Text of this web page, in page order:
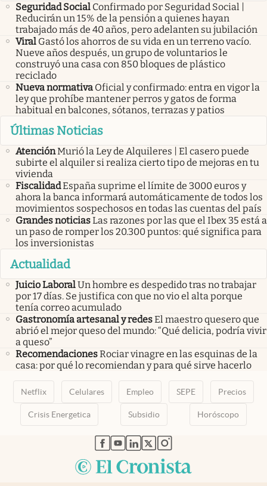
Seguridad Social Confirmado por Seguridad Social |
Reducirán un 15% de la pensión a quienes hayan
trabajado más de 40 años, pero adelanten su jubilación
Viral Gastó los ahorros de su vida en un terreno vacío.
Nueve años después, un grupo de voluntarios le
construyó una casa con 850 bloques de plástico
reciclado
Nueva normativa Oficial y confirmado: entra en vigor la
ley que prohíbe mantener perros y gatos de forma
habitual en balcones, sótanos, terrazas y patios
Últimas Noticias
AtenciónMurió la Ley de Alquileres | El casero puede
subirte el alquiler si realiza cierto tipo de mejoras en tu
vivienda
FiscalidadEspaña suprime el límite de 3000 euros y
ahora la banca informará automáticamente de todos los
movimientos sospechosos en todas las cuentas del país
Grandes noticiasLas razones por las que el Ibex 35 está a
un paso de romper los 20.300 puntos: qué significa para
los inversionistas
Actualidad
Juicio LaboralUn hombre es despedido tras no trabajar
por 17 días. Se justifica con que no vio el alta porque
tenía correo acumulado
Gastronomía artesanal y redesEl maestro quesero que
abrió el mejor queso del mundo: “Qué delicia, podría vivir
a queso”
RecomendacionesRociar vinagre en las esquinas de la
casa: por qué lo recomiendan y para qué sirve hacerlo
Netflix Celulares Empleo SEPE Precios
Crisis Energetica Subsidio Horóscopo
abre en nueva pestaña
abre en nueva pestaña
abre en nueva pestaña
abre en nueva pestaña
abre en nueva pestaña